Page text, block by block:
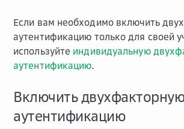
Если вам необходимо включить
аутентификацию только для своей
используйте индивидуальную
аутентификацию.
Включить двухфакторную
аутентификацию